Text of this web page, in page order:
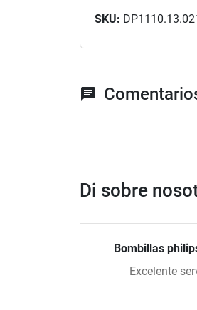
SKU:
chat
Di sobre
Bombillas
Excelente